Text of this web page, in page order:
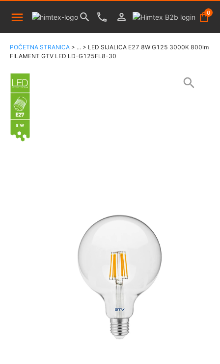
0
POČETNA STRANICA > ... > LED SIJALICA E27 8W G125 3000K 800lm
FILAMENT GTV LED LD-G125FL8-30